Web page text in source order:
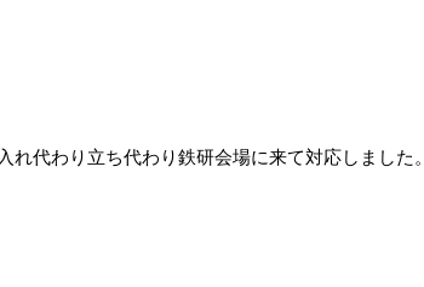
代わり立ち代わり鉄研会場に来て対応しました。